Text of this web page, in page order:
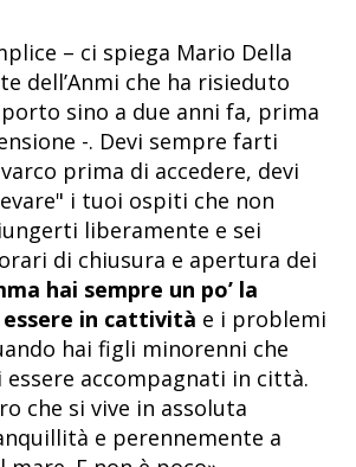
– ci spiega Mario Della
dell’Anmi che ha risieduto
sino a due anni fa, prima
-. Devi sempre farti
prima di accedere, devi
i tuoi ospiti che non
liberamente e sei
di chiusura e apertura dei
hai sempre un po’ la
essere in cattività e i problemi
hai figli minorenni che
essere accompagnati in città.
che si vive in assoluta
e perennemente a